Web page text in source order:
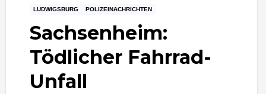
LUDWIGSBURG POLIZEINACHRICHTEN
Sachsenheim:
Tödlicher Fahrrad-
Unfall